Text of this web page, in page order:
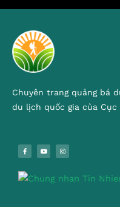
Chuyên trang quảng bá
du lịch quốc gia của Cục